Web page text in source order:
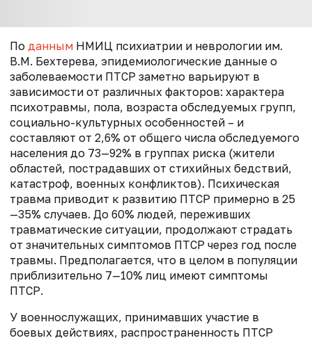
По данным НМИЦ психиатрии и неврологии им.
В.М. Бехтерева, эпидемиологические данные о
заболеваемости ПТСР заметно варьируют в
зависимости от различных факторов: характера
психотравмы, пола, возраста обследуемых групп,
социально-культурных особенностей – и
составляют от 2,6% от общего числа обследуемого
населения до 73—92% в группах риска (жители
областей, пострадавших от стихийных бедствий,
катастроф, военных конфликтов). Психическая
травма приводит к развитию ПТСР примерно в 25
—35% случаев. До 60% людей, переживших
травматические ситуации, продолжают страдать
от значительных симптомов ПТСР через год после
травмы. Предполагается, что в целом в популяции
приблизительно 7—10% лиц имеют симптомы
ПТСР.
У военнослужащих, принимавших участие в
боевых действиях, распространенность ПТСР